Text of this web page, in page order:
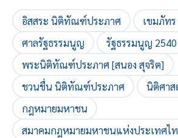
อิสสระ นิติทัณฑ์ประภาศ
เขมภัท
ศาลรัฐธรรมนูญ
รัฐธรรมนูญ 2540
พระนิติทัณฑ์ประภาศ [สนอง สุจริต]
ชวนชื่น นิติทัณฑ์ประภาศ
นิติศาส
กฎหมายมหาชน
สมาคมกฎหมายมหาชนแห่งประเทศไ